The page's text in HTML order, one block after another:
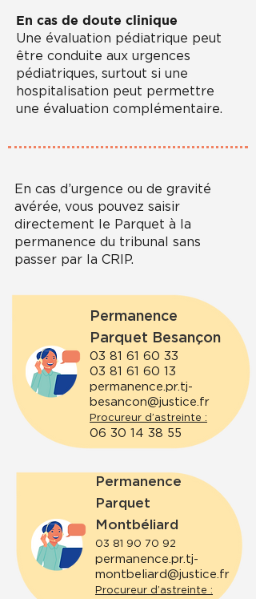
En cas de doute clinique
Une évaluation pédiatrique peut
être conduite aux urgences
pédiatriques, surtout si une
hospitalisation peut permettre
une évaluation complémentaire.
En cas d’urgence ou de gravité
avérée, vous pouvez saisir
directement le Parquet à la
permanence du tribunal sans
passer par la CRIP.
Permanence
Parquet Besançon
03 81 61 60 33
03 81 61 60 13
permanence.pr.tj-
besancon@justice.fr
Procureur d’astreinte :
06 30 14 38 55
Permanence
Parquet
Montbéliard
03 81 90 70 92
permanence.pr.tj-
montbeliard@justice.fr
Procureur d’astreinte :